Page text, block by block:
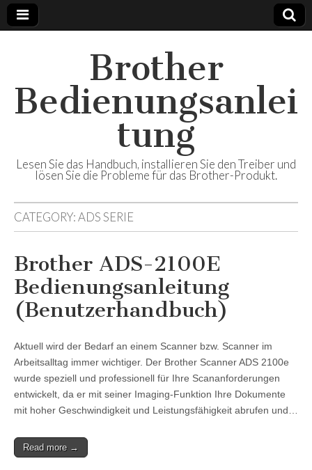
Brother
Bedienungsanlei
tung
Lesen Sie das Handbuch, installieren Sie den Treiber und
lösen Sie die Probleme für das Brother-Produkt.
CATEGORY:ADS SERIE
Brother ADS-2100E
Bedienungsanleitung
(Benutzerhandbuch)
Aktuell wird der Bedarf an einem Scanner bzw. Scanner im
Arbeitsalltag immer wichtiger. Der Brother Scanner ADS 2100e
wurde speziell und professionell für Ihre Scananforderungen
entwickelt, da er mit seiner Imaging-Funktion Ihre Dokumente
mit hoher Geschwindigkeit und Leistungsfähigkeit abrufen und…
Read more →